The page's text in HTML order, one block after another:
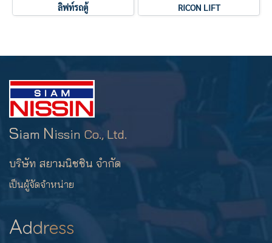
ลิฟท์รถตู้ RICON LIFT
Siam Nissin Co., Ltd.
บริษัท สยามนิชชิน จำกัด
เป็นผู้จัดจำหน่าย
Address